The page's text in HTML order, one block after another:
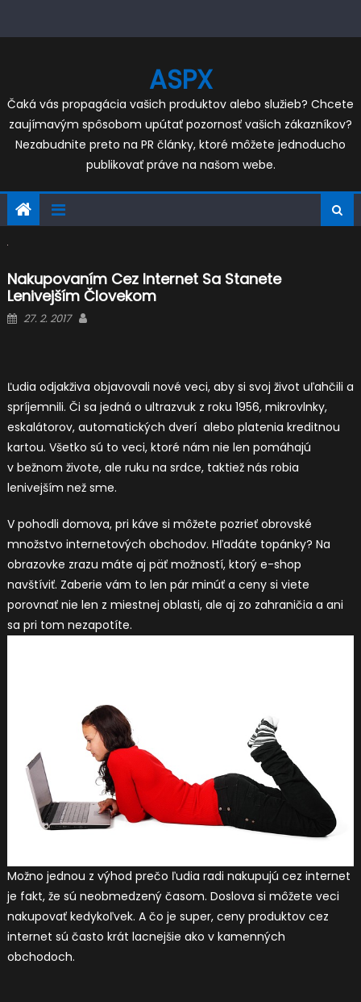
ASPX
Čaká vás propagácia vašich produktov alebo služieb? Chcete
zaujímavým spôsobom upútať pozornosť vašich zákazníkov?
Nezabudnite preto na PR články, ktoré môžete jednoducho
publikovať práve na našom webe.
Nakupovaním Cez Internet Sa Stanete
Lenivejším Človekom
Posted
27. 2. 2017
Ľudia odjakživa objavovali nové veci, aby si svoj život uľahčili a
spríjemnili. Či sa jedná o ultrazvuk z roku 1956, mikrovlnky,
eskalátorov, automatických dverí alebo platenia kreditnou
kartou. Všetko sú to veci, ktoré nám nie len pomáhajú
v bežnom živote, ale ruku na srdce, taktiež nás robia
lenivejším než sme.
V pohodli domova, pri káve si môžete pozrieť obrovské
množstvo internetových obchodov. Hľadáte topánky? Na
obrazovke zrazu máte aj päť možností, ktorý e-shop
navštíviť. Zaberie vám to len pár minúť a ceny si viete
porovnať nie len z miestnej oblasti, ale aj zo zahraničia a ani
sa pri tom nezapotíte.
Možno jednou z výhod prečo ľudia radi nakupujú cez internet
je fakt, že sú neobmedzený časom. Doslova si môžete veci
nakupovať kedykoľvek. A čo je super, ceny produktov cez
internet sú často krát lacnejšie ako v kamenných
obchodoch.